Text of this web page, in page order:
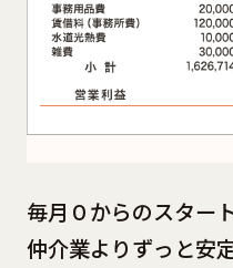
毎月０からのスター
仲介業よりずっと安